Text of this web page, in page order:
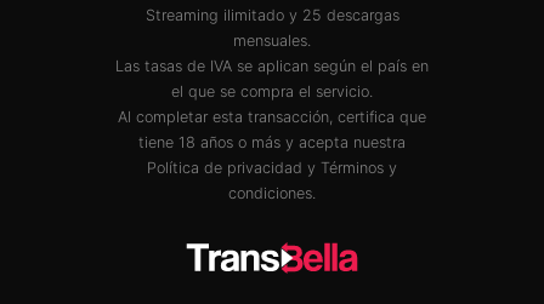
Streaming ilimitado y 25 descargas
mensuales.
Las tasas de IVA se aplican según el país en
el que se compra el servicio.
Al completar esta transacción, certifica que
tiene 18 años o más y acepta nuestra
Política de privacidad y Términos y
condiciones